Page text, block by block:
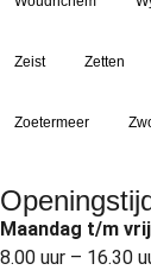
Zeist Zetten
Zoetermeer
Maandag t/m
8.00 uur – 16.30